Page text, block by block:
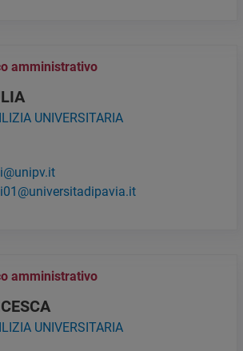
amministrativo
UNIVERSITARIA
amministrativo
UNIVERSITARIA